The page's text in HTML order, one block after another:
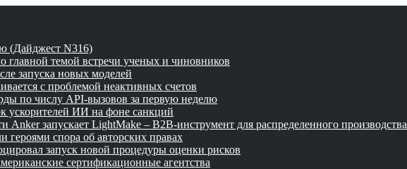
(Дайджест N316)
главной темой встречи ученых и чиновников
запуска новых моделей
с проблемой неактивных счетов
по числу API-вызовов за первую неделю
ускорителей ИИ на фоне санкций
Anker запускает LightMake – B2B-инструмент для распределенного производства
героями спора об авторских правах
запуск новой процедуры оценки рисков
сертификационные агентства